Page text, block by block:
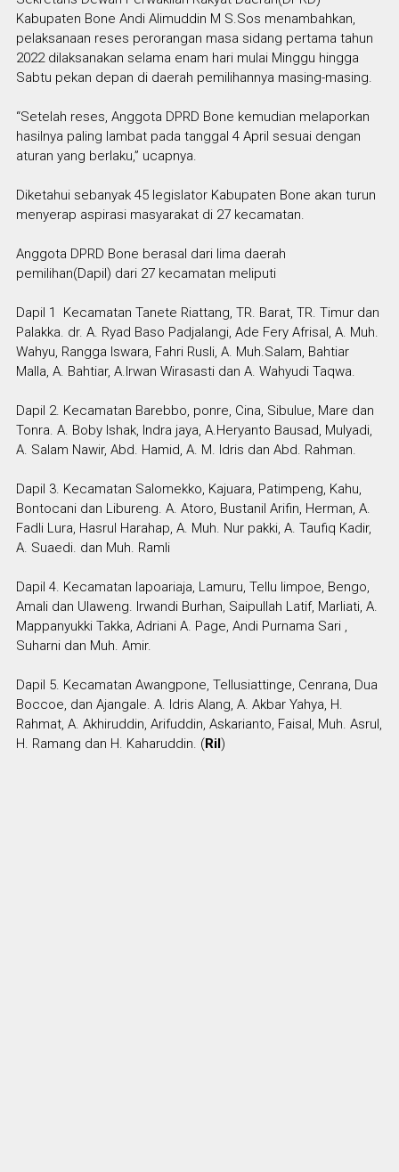
Kabupaten Bone Andi Alimuddin M S.Sos menambahkan,
pelaksanaan reses perorangan masa sidang pertama tahun
2022 dilaksanakan selama enam hari mulai Minggu hingga
Sabtu pekan depan di daerah pemilihannya masing-masing.
“Setelah reses, Anggota DPRD Bone kemudian melaporkan
hasilnya paling lambat pada tanggal 4 April sesuai dengan
aturan yang berlaku,” ucapnya.
Diketahui sebanyak 45 legislator Kabupaten Bone akan turun
menyerap aspirasi masyarakat di 27 kecamatan.
Anggota DPRD Bone berasal dari lima daerah
pemilihan(Dapil) dari 27 kecamatan meliputi
Dapil 1 Kecamatan Tanete Riattang, TR. Barat, TR. Timur dan
Palakka. dr. A. Ryad Baso Padjalangi, Ade Fery Afrisal, A. Muh.
Wahyu, Rangga Iswara, Fahri Rusli, A. Muh.Salam, Bahtiar
Malla, A. Bahtiar, A.Irwan Wirasasti dan A. Wahyudi Taqwa.
Dapil 2. Kecamatan Barebbo, ponre, Cina, Sibulue, Mare dan
Tonra. A. Boby Ishak, Indra jaya, A.Heryanto Bausad, Mulyadi,
A. Salam Nawir, Abd. Hamid, A. M. Idris dan Abd. Rahman.
Dapil 3. Kecamatan Salomekko, Kajuara, Patimpeng, Kahu,
Bontocani dan Libureng. A. Atoro, Bustanil Arifin, Herman, A.
Fadli Lura, Hasrul Harahap, A. Muh. Nur pakki, A. Taufiq Kadir,
A. Suaedi. dan Muh. Ramli
Dapil 4. Kecamatan lapoariaja, Lamuru, Tellu limpoe, Bengo,
Amali dan Ulaweng. Irwandi Burhan, Saipullah Latif, Marliati, A.
Mappanyukki Takka, Adriani A. Page, Andi Purnama Sari ,
Suharni dan Muh. Amir.
Dapil 5. Kecamatan Awangpone, Tellusiattinge, Cenrana, Dua
Boccoe, dan Ajangale. A. Idris Alang, A. Akbar Yahya, H.
Rahmat, A. Akhiruddin, Arifuddin, Askarianto, Faisal, Muh. Asrul,
H. Ramang dan H. Kaharuddin. (Ril)